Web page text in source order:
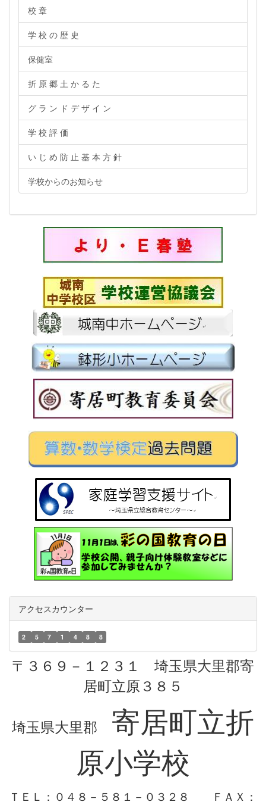
校 章
学 校 の 歴 史
保健室
折 原 郷 土 か る た
グ ラ ン ド デ ザ イ ン
学 校 評 価
い じ め 防 止 基 本 方 針
学校からのお知らせ
アクセスカウンター
2 5 7 1 4 8 8
〒３６９－１２３１ 埼玉県大里郡寄
居町立原３８５
埼玉県大里郡
寄居町立折
原小学校
ＴＥＬ：０４８－５８１－０３２８ ＦＡＸ：